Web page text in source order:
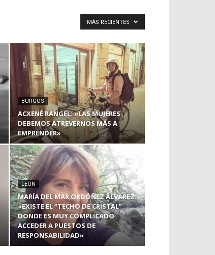
MÁS RECIENTES
BURGOS
ACXENÉ RANGEL: «LAS MUJERES
DEBEMOS ATREVERNOS MÁS A
EMPRENDER».
LEÓN
MARÍA DEL MAR ORDÓÑEZ ÁLVAREZ:
«EXISTE EL “TECHO DE CRISTAL”
DONDE ES MUY COMPLICADO
ACCEDER A PUESTOS DE
RESPONSABILIDAD»